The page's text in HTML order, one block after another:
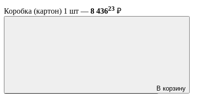
Коробка (картон) 1 шт — 8 43623 ₽
В корзину